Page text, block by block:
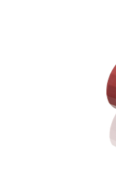
Porsche informatie